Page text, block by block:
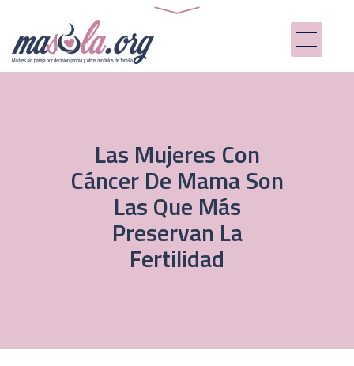
Las Mujeres Con
Cáncer De Mama Son
Las Que Más
Preservan La
Fertilidad